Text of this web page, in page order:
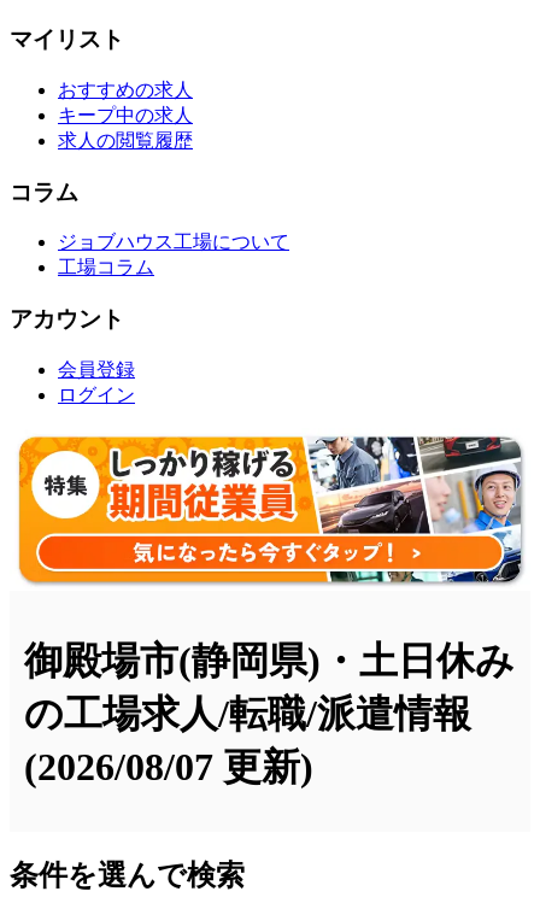
マイリスト
おすすめの求人
キープ中の求人
求人の閲覧履歴
コラム
ジョブハウス工場について
工場コラム
アカウント
会員登録
ログイン
御殿場市(静岡県)・土日休み
の工場求人/転職/派遣情報
(2026/08/07 更新)
条件を選んで検索